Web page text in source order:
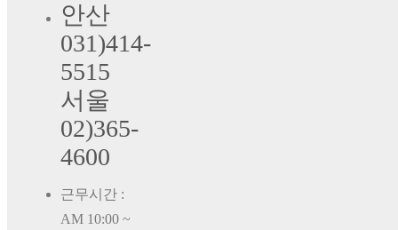
안산
031)414-
5515
서울
02)365-
4600
근무시간 :
AM 10:00 ~